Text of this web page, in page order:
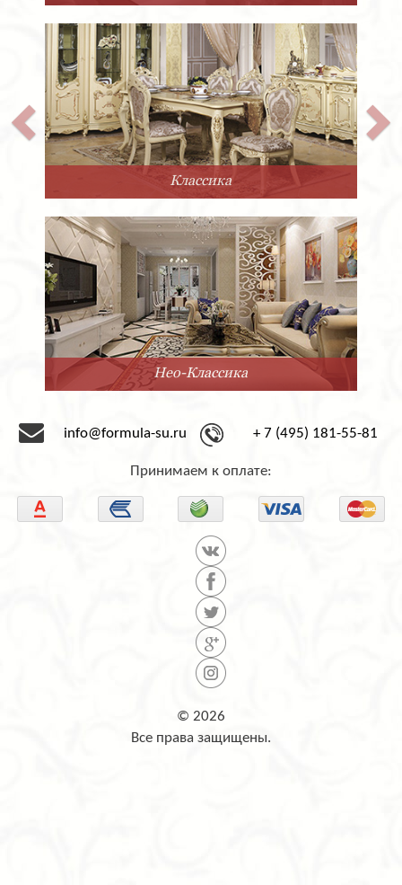
Классика
Нео-Классика
info@formula-su.ru + 7 (495) 181-55-81
Принимаем к оплате:
© 2026
Все права защищены.